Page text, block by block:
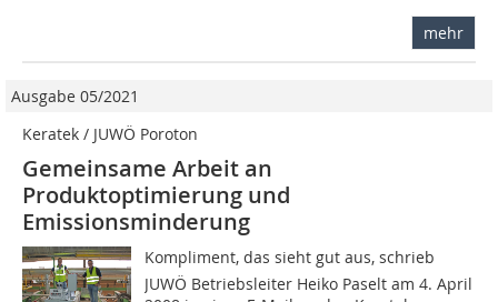
mehr
Ausgabe 05/2021
Keratek / JUWÖ Poroton
Gemeinsame Arbeit an
Produktoptimierung und
Emissionsminderung
Kompliment, das sieht gut aus, schrieb
JUWÖ Betriebsleiter Heiko Paselt am 4. April